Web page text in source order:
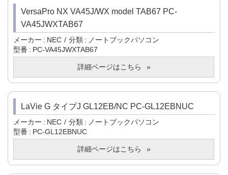
VersaPro NX VA45J/WX model TAB67 PC-
VA45JWXTAB67
メーカー NEC 分類
ノートブックパソコン
型番
PC-VA45JWXTAB67
詳細ページはこちら
LaVie G タイプJ GL12EB/NC PC-GL12EBNUC
メーカー NEC 分類
ノートブックパソコン
型番
PC-GL12EBNUC
詳細ページはこちら